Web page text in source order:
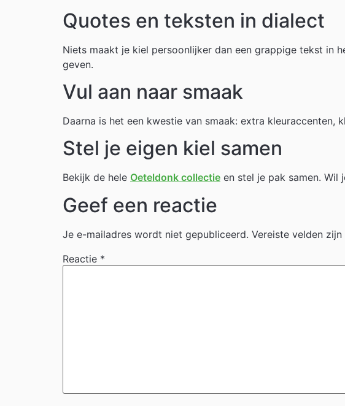
Quotes en teksten in dialect
Niets maakt je kiel persoonlijker dan een grappige tekst in
geven.
Vul aan naar smaak
Daarna is het een kwestie van smaak: extra
Stel je eigen kiel samen
Bekijk de hele Oeteldonk collectie en stel je pak samen. Wil
Geef een reactie
Je e-mailadres wordt niet gepubliceerd. Vereiste velden
Reactie *